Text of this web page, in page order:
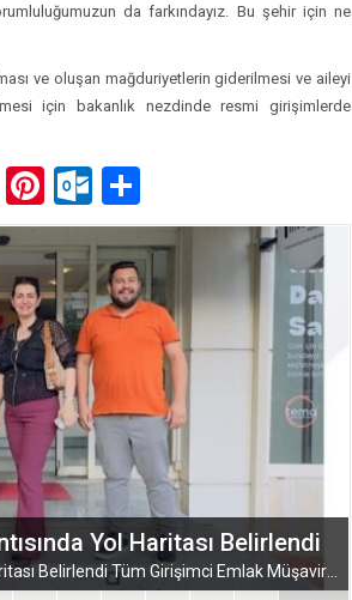
da farkındayız. Bu şehir için ne
ve oluşan mağduriyetlerin giderilmesi ve aileyi
için bakanlık nezdinde resmi girişimlerde
LinkedIn
Pinterest
Outlook.com
KAHRAMANMARAŞ’A
EĞİTİM-BİR-SEN ADANA ŞUBESİ’NDEN KAHRAMANMARAŞ’A VEFA VE DAYANIŞMA ÇIKARMASI Eğitim-Bir-Sen Adana Şubesi, Kahramanmaraş’ta anlamlı temaslarda bulundu. Adana heyeti; sendikal dayanışmayı güçlendirmek...